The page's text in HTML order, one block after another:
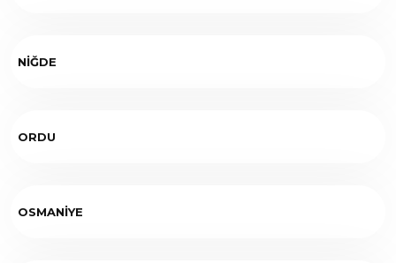
NİĞDE
ORDU
OSMANİYE